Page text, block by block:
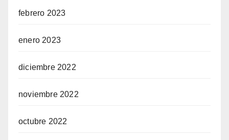
febrero 2023
enero 2023
diciembre 2022
noviembre 2022
octubre 2022